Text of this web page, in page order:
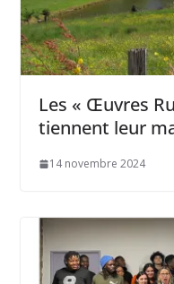
Les « Œuvres
tiennent leur
14 novembre 2024